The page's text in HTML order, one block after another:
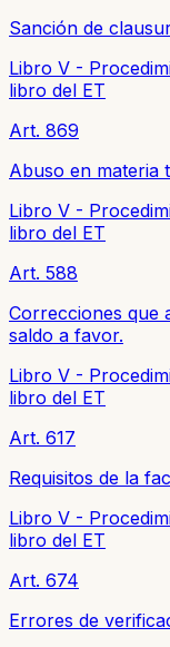
Sanción de
Libro V -
libro del ET
Art. 869
Abuso en materia
Libro V -
libro del ET
Art. 588
Correcciones que
saldo a favor.
Libro V -
libro del ET
Art. 617
Requisitos de la
Libro V -
libro del ET
Art. 674
Errores de